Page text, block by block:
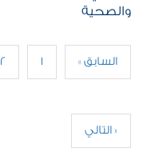
والصحية
« السابق 1
2
التالي »